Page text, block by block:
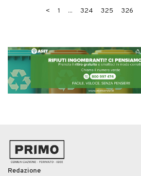
< 1 ... 324 325 326
Redazione